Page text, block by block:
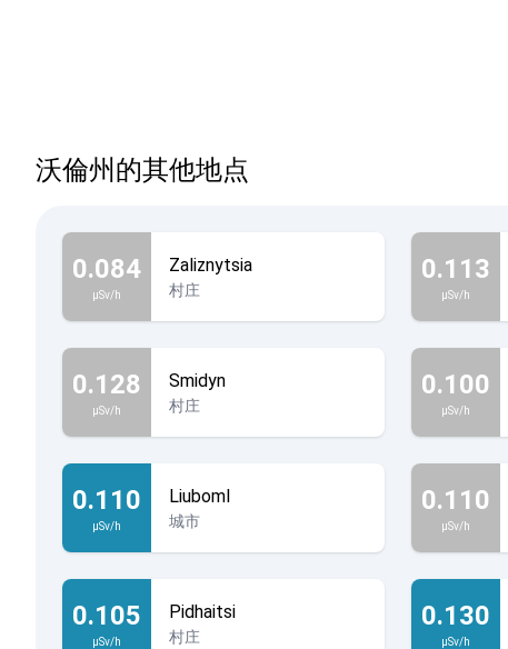
沃倫州的其他地点
0.084
µSv/h
Zaliznytsia
村庄
0.113
µSv/h
0.128
µSv/h
Smidyn
村庄
0.100
µSv/h
0.110
µSv/h
Liuboml
城市
0.110
µSv/h
0.105
µSv/h
Pidhaitsi
村庄
0.130
µSv/h